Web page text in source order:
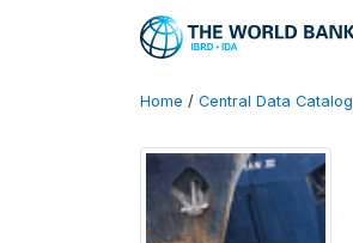
Home / Central Data Catalog